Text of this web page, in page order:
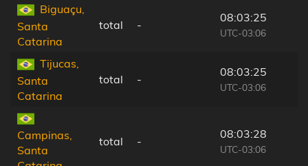
Biguaçu,
Santa
Catarina
total -
08:03:25
UTC-03:06
Tijucas,
Santa
Catarina
total -
08:03:25
UTC-03:06
Campinas,
Santa
total -
08:03:28
UTC-03:06